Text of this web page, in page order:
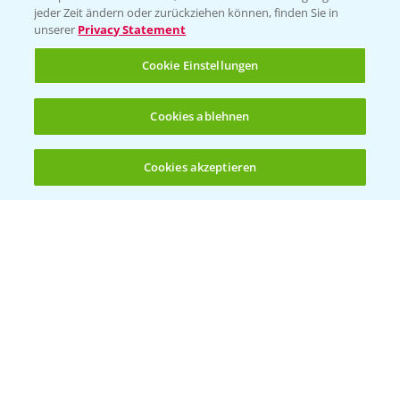
1:41
Welches Frühjahrsherbizid im Weizen
einsetzen?
(noch 4)
jeder Zeit ändern oder zurückziehen können, finden Sie in
unserer Privacy Statement
Cookie Einstellungen
Cookies ablehnen
Cookies akzeptieren